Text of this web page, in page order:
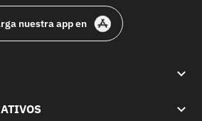
nuestra app en